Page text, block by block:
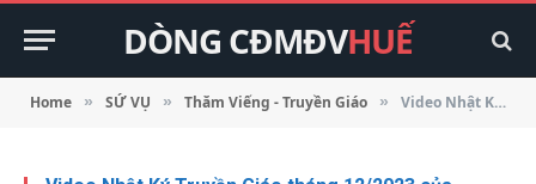
DÒNG CĐMĐVHUẾ
Home » SỨ VỤ » Thăm Viếng - Truyền Giáo » Video Nhật Ký Truyền Giáo tháng 12/2023 của Nhóm Truyền Giáo Dòng Con Đức Mẹ Đi Viếng